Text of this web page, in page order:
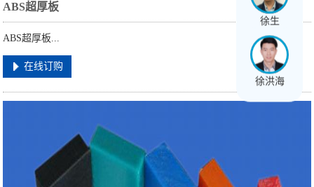
ABS超厚板
ABS超厚板...
在线订购
徐生
徐洪海